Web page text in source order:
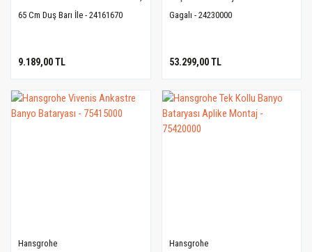
65 Cm Duş Barı İle - 24161670
9.189,00 TL
Gagalı - 24230000
53.299,00 TL
Hansgrohe
Hansgrohe